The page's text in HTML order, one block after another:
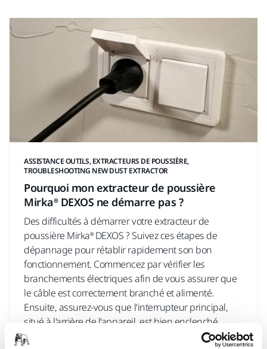
ASSISTANCE OUTILS, EXTRACTEURS DE POUSSIÈRE,
TROUBLESHOOTING NEW DUST EXTRACTOR
Pourquoi mon extracteur de poussière
Mirka® DEXOS ne démarre pas ?
Des difficultés à démarrer votre extracteur de
poussière Mirka® DEXOS ? Suivez ces étapes de
dépannage pour rétablir rapidement son bon
fonctionnement. Commencez par vérifier les
branchements électriques afin de vous assurer que
le câble est correctement branché et alimenté.
Ensuite, assurez-vous que l'interrupteur principal,
situé à l'arrière de l'appareil, est bien enclenché.
Enfin, appuyez sur les boutons Marche/Arrêt et